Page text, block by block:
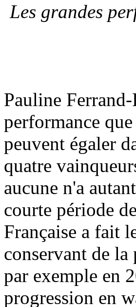
Les grandes
Pauline
performance
peuvent égaler
quatre
aucune n'a
courte période
Française a fait
conservant de la
par exemple en
progression en